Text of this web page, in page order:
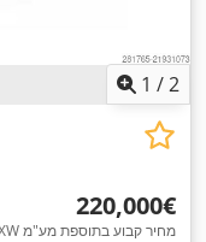
1 /2
‏220,000 ‏€
EXW מחיר קבוע בתוספת מע"מ